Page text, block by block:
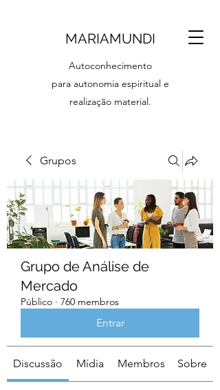
MARIAMUNDI
Autoconhecimento
para autonomia espiritual e
realização material.
Grupos
Grupo de Análise de
Mercado
Público · 760 membros
Entrar
Discussão Mídia Membros Sobre